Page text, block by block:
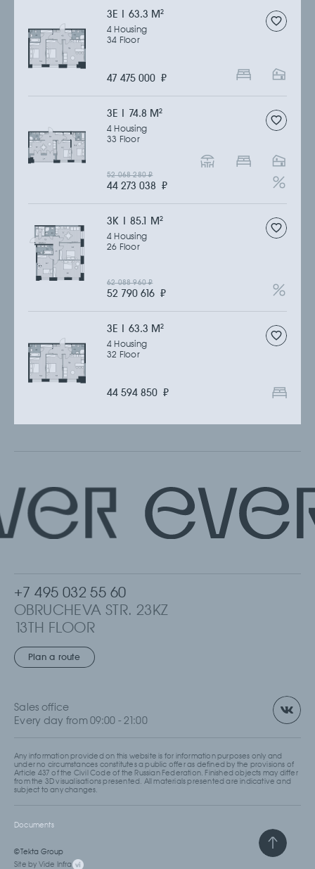
3Е | 63.3 M2
4 Housing
34 Floor
47 475 000 ₽
3Е | 74.8 M2
4 Housing
33 Floor
44 273 038 ₽
52 068 280₽
3К | 85.1 M2
4 Housing
26 Floor
52 790 616 ₽
62 088 960₽
3Е | 63.3 M2
4 Housing
32 Floor
44 594 850 ₽
+7 495 032 55 60
OBRUCHEVA STR. 23KZ
13TH FLOOR
MOSCOW, RUSSIA
Plan a route
Sales office
Every day from 09:00 - 21:00
Any information provided on this website is for information purposes only and
under no circumstances constitutes a public offer as defined by the provisions of
Article 437 of the Civil Code of the Russian Federation. Finished objects may differ
from the 3D visualisations presented. All materials presented are indicative and
subject to any changes.
© Tekta Group
Site by Vide Infra
Documents